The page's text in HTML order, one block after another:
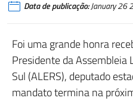
Data de publicação:January 26
Foi uma grande honra
Presidente da Assembleia
Sul (ALERS), deputado
mandato termina na